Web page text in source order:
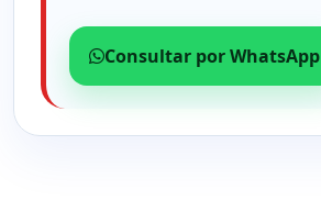
Consultar por WhatsApp